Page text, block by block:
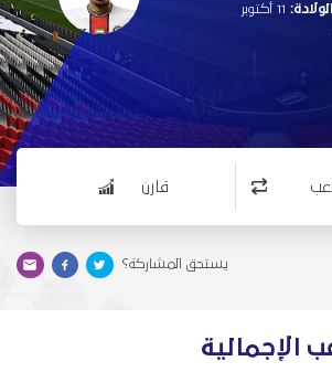
11 أكتوبر
قارن
يستحق المشاركة؟
الإجمالية